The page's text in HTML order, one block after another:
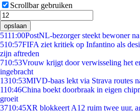
Scrollbar gebruiken
opslaan
5111:00PostNL-bezorger steekt bewoner
510:57FIFA ziet kritiek op Infantino als
zijn aftreden
710:53Vrouw krijgt door verwisseling het
ingebracht
1310:53MIVD-baas lekt via Strava routes
110:46China boekt doorbraak in eigen
groeit
3710:45XR blokkeert A12 ruim twee uur,